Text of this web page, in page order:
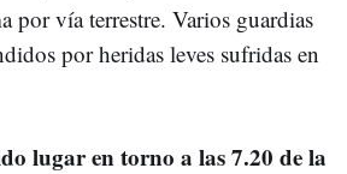
por vía terrestre. Varios guardias
por heridas leves sufridas en
lugar en torno a las 7.20 de la